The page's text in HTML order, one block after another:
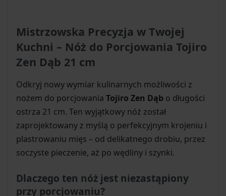
Mistrzowska Precyzja w Twojej
Kuchni – Nóż do Porcjowania Tojiro
Zen Dąb 21 cm
Odkryj nowy wymiar kulinarnych możliwości z
nożem do porcjowania Tojiro Zen Dąb o długości
ostrza 21 cm. Ten wyjątkowy nóż został
zaprojektowany z myślą o perfekcyjnym krojeniu i
plastrowaniu mięs – od delikatnego drobiu, przez
soczyste pieczenie, aż po wędliny i szynki.
Dlaczego ten nóż jest niezastąpiony
przy porcjowaniu?